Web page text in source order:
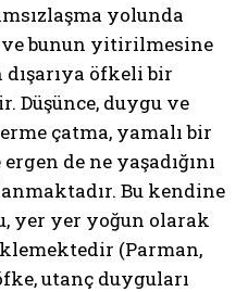
yolunda
bunun yitirilmesine
öfkeli bir
Düşünce, duygu ve
çatma, yamalı bir
de ne yaşadığını
Bu kendine
yer yer yoğun olarak
(Parman,
utanç duyguları